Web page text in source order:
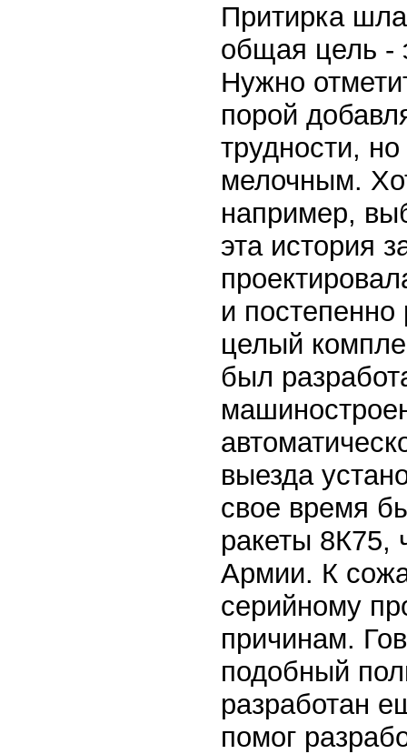
Притирка
общая цель -
Нужно
порой
трудности,
мелочным.
например,
эта история
и
целый
был
выезда
свое время
ракеты 8К75,
Армии. К
серийному
причинам.
подобный
разработан
помог